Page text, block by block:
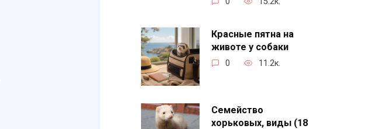
Красные пятна на
животе у собаки
0 11.2к.
Семейство
хорьковых, виды (18